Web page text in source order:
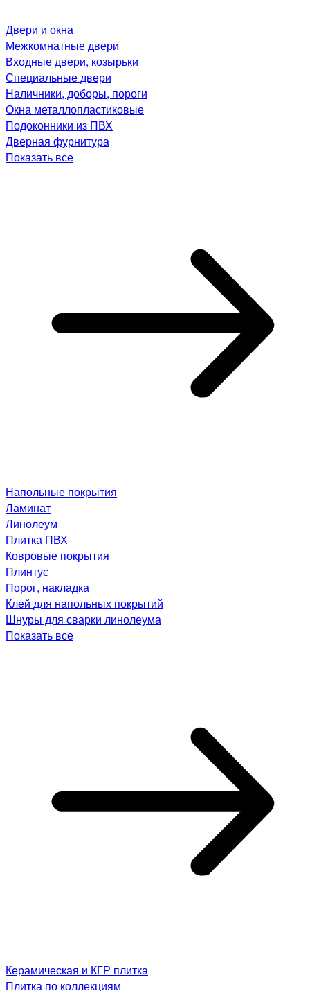
Двери и окна
Межкомнатные двери
Входные двери, козырьки
Специальные двери
Наличники, доборы, пороги
Окна металлопластиковые
Подоконники из ПВХ
Дверная фурнитура
Показать все
Напольные покрытия
Ламинат
Линолеум
Плитка ПВХ
Ковровые покрытия
Плинтус
Порог, накладка
Клей для напольных покрытий
Шнуры для сварки линолеума
Показать все
Керамическая и КГР плитка
Плитка по коллекциям